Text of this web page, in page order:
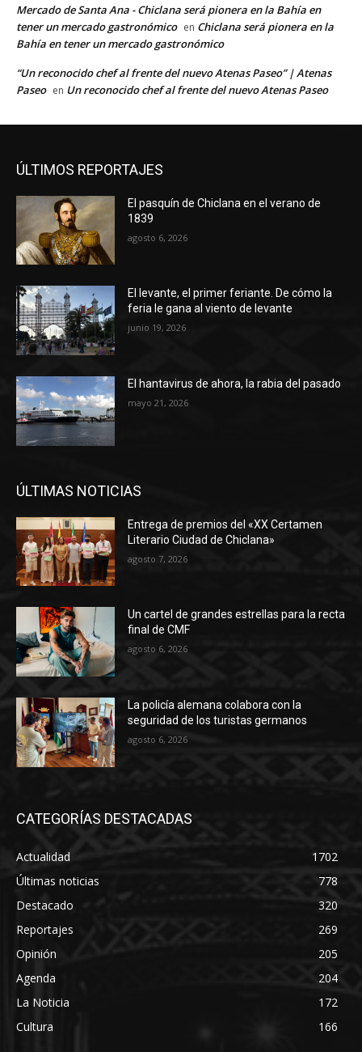
Mercado de Santa Ana - Chiclana será pionera en la Bahía en
tener un mercado gastronómico en Chiclana será pionera en la
Bahía en tener un mercado gastronómico
“Un reconocido chef al frente del nuevo Atenas Paseo” | Atenas
Paseo en Un reconocido chef al frente del nuevo Atenas Paseo
ÚLTIMOS REPORTAJES
El pasquín de Chiclana en el verano de
1839
agosto 6, 2026
El levante, el primer feriante. De cómo la
feria le gana al viento de levante
junio 19, 2026
El hantavirus de ahora, la rabia del pasado
mayo 21, 2026
ÚLTIMAS NOTICIAS
Entrega de premios del «XX Certamen
Literario Ciudad de Chiclana»
agosto 7, 2026
Un cartel de grandes estrellas para la recta
final de CMF
agosto 6, 2026
La policía alemana colabora con la
seguridad de los turistas germanos
agosto 6, 2026
CATEGORÍAS DESTACADAS
Actualidad
1702
Últimas noticias
778
Destacado
320
Reportajes
269
Opinión
205
Agenda
204
La Noticia
172
Cultura
166